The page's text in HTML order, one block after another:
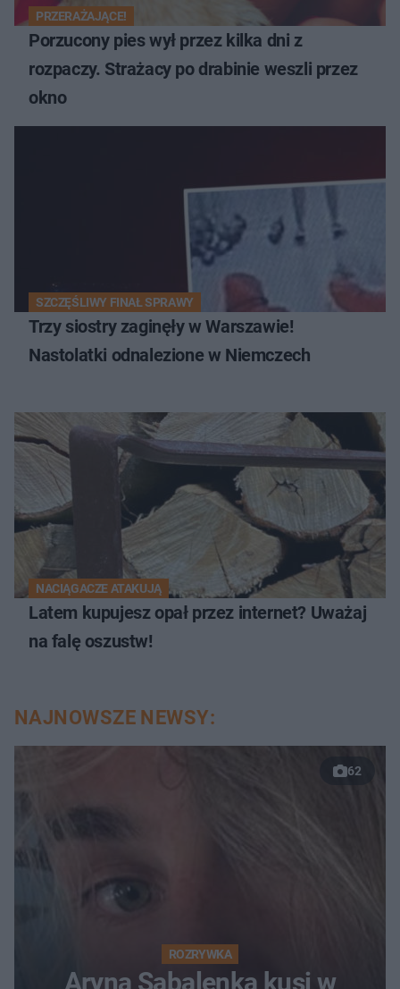
PRZERAŻAJĄCE!
Porzucony pies wył przez kilka dni z
rozpaczy. Strażacy po drabinie weszli przez
okno
SZCZĘŚLIWY FINAŁ SPRAWY
Trzy siostry zaginęły w Warszawie!
Nastolatki odnalezione w Niemczech
NACIĄGACZE ATAKUJĄ
Latem kupujesz opał przez internet? Uważaj
na falę oszustw!
NAJNOWSZE NEWSY:
62
ROZRYWKA
Aryna Sabalenka kusi w